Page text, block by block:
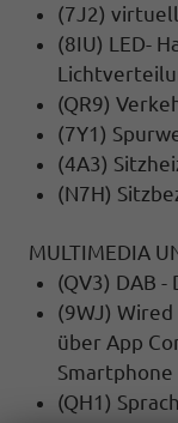
(7J2)
(8IU) LED-
(QR9)
(7Y1)
(4A3)
(N7H)
MULTIMEDIA
(QV3) DAB
(9WJ)
über App
(QH1)